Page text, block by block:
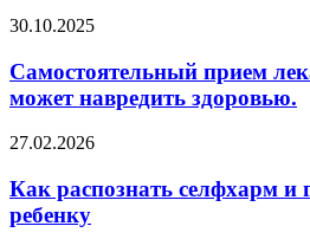
без
Самостоятельный
лекарственных
трав
может
здоровью.
30.10.2025
Самостоятельный прием
может навредить здоровью.
Как
селфхарм
и
грамотно
27.02.2026
Как распознать селфхарм и
ребенку